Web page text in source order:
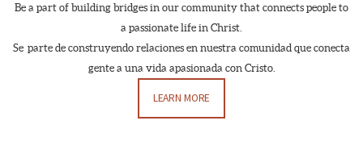
Be a part of building bridges in our community that connects people to
a passionate life in Christ.
Se parte de construyendo relaciones en nuestra comunidad que conecta
gente a una vida apasionada con Cristo.
LEARN MORE